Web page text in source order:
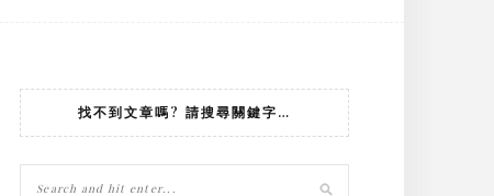
找不到文章嗎? 請搜尋關鍵字…